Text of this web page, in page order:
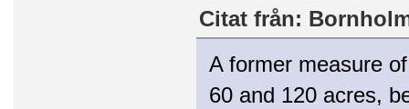
Citat från:
A former measure
60 and 120 acres,